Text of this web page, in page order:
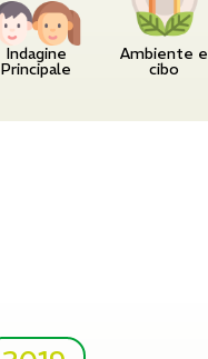
Indagine
Principale
Ambiente e
cibo